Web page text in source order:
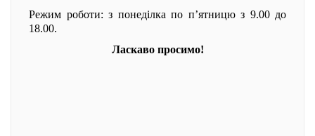
Режим роботи: з понеділка по п’ятницю з 9.00 до
18.00.
Ласкаво просимо!